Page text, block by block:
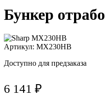
Бункер
Артикул: MX230HB
Доступно для предзаказа
6 141 ₽